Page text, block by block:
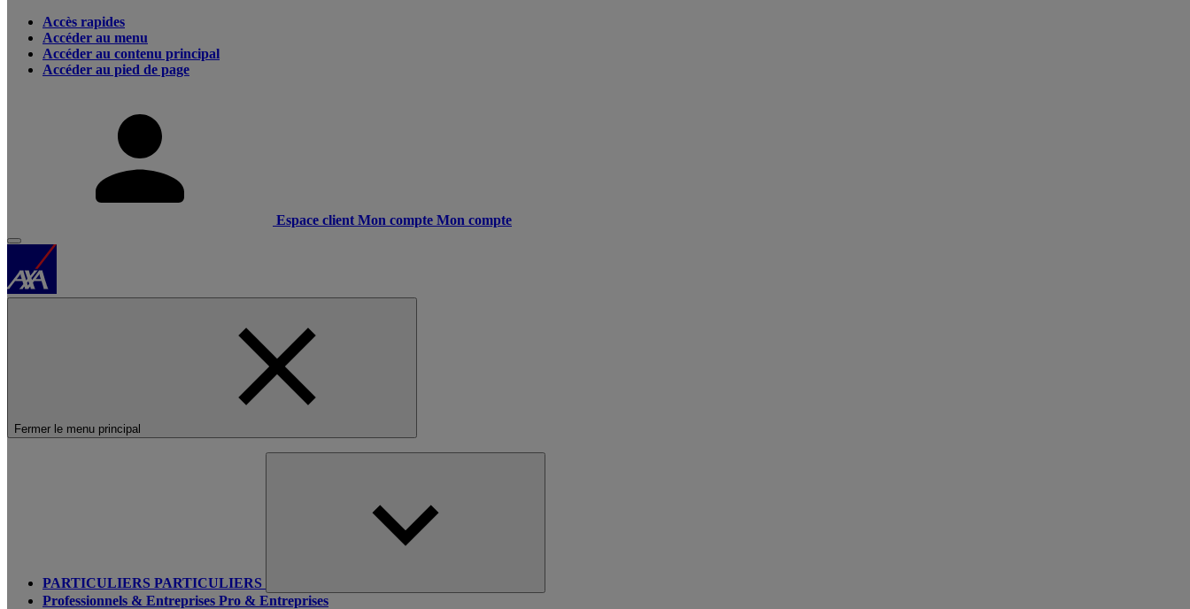
Accès rapides
Accéder au menu
Accéder au contenu principal
Accéder au pied de page
Espace client Mon compte Mon compte
Fermer le menu principal
PARTICULIERS PARTICULIERS
Professionnels & Entreprises Pro & Entreprises